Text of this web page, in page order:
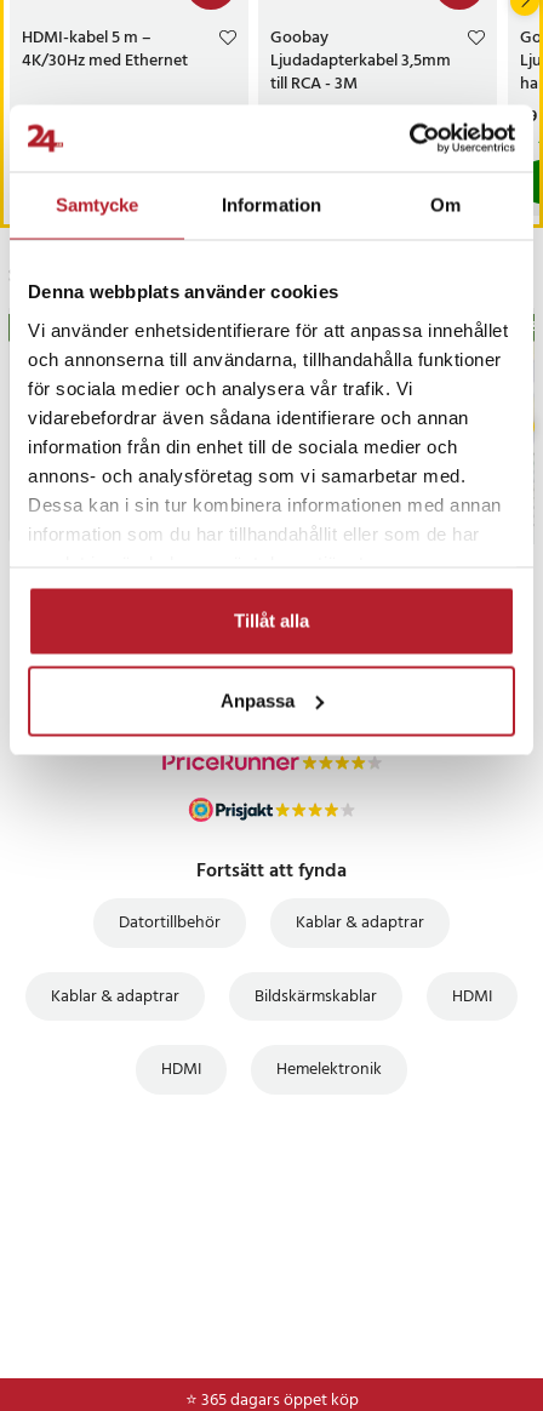
Samtycke Information Om
Denna webbplats använder cookies
Vi använder enhetsidentifierare för att anpassa innehållet
och annonserna till användarna, tillhandahålla funktioner
för sociala medier och analysera vår trafik. Vi
vidarebefordrar även sådana identifierare och annan
information från din enhet till de sociala medier och
annons- och analysföretag som vi samarbetar med.
Dessa kan i sin tur kombinera informationen med annan
information som du har tillhandahållit eller som de har
Tillåt alla
Anpassa
HDMI-kabel 5 m –
4K/30Hz med Ethernet
Nuvarande pris
59 kr
59 kr
I lager, levereras inom 1-2 vardagar
Goobay
Ljudadapterkabel 3,5mm
till RCA - 3M
49 kr
I lager, levereras inom 1-2 vardagar
Senast besökta
BÄSTSÄLJARE
PRISGARANTI
UTFÖRSÄLJNING
Fortsätt att fynda
Datortillbehör Kablar & adaptrar
Kablar & adaptrar Bildskärmskablar HDMI
HDMI Hemelektronik
⭐ 365 dagars öppet köp